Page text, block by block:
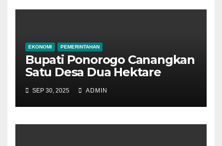
EKONOMI PEMERINTAHAN
Bupati Ponorogo Canangkan
Satu Desa Dua Hektare
Jagung
SEP 30, 2025 ADMIN